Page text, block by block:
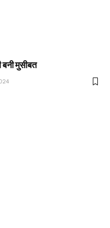
बनी मुसीबत